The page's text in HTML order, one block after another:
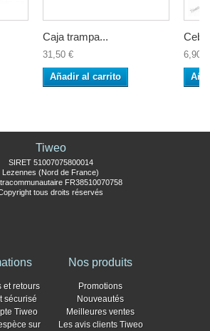
Caja trampa...
31,50 €
Añadir al carrito
6,90 €
Tiweo
SIRET 51007075800014
Lezennes (Nord de France)
FR38510070758
tous droits réservés
et retours
sécurisé
Tiweo
sur
Nos produits
Promotions
Nouveautés
Meilleures ventes
Les avis clients Tiweo